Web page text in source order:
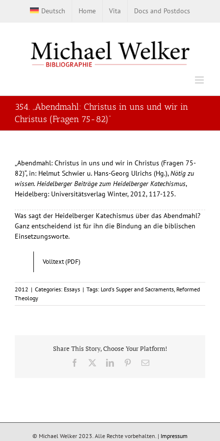
Deutsch Home Vita Docs and Postdocs
354. „Abendmahl: Christus in uns und wir in
Christus (Fragen 75-82)“
„Abendmahl: Christus in uns und wir in Christus (Fragen 75-
82)“, in: Helmut Schwier u. Hans-Georg Ulrichs (Hg.),Nötig zu
wissen. Heidelberger Beiträge zum Heidelberger Katechismus,
Heidelberg: Universitätsverlag Winter, 2012, 117-125.
Was sagt der Heidelberger Katechismus über das Abendmahl?
Ganz entscheidend ist für ihn die Bindung an die biblischen
Einsetzungsworte.
Volltext (PDF)
2012 | Categories: Essays | Tags: Lord's Supper and Sacraments, Reformed
Theology
Share This Story, Choose Your Platform!
Facebook LinkedInPinterestEmail
© Michael Welker 2023. Alle Rechte vorbehalten. | Impressum